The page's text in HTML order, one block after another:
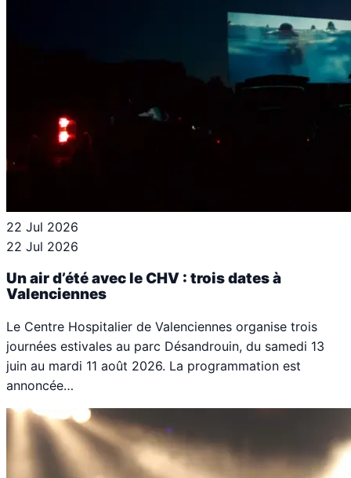
22 Jul 2026
22 Jul 2026
Un air d’été avec le CHV : trois dates à
Valenciennes
Le Centre Hospitalier de Valenciennes organise trois
journées estivales au parc Désandrouin, du samedi 13
juin au mardi 11 août 2026. La programmation est
annoncée…